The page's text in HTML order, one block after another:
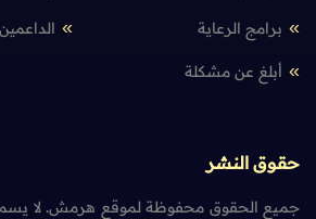
برامج الرعاية الداعمين
أبلغ عن مشكلة
حقوق النشر
جميع الحقوق محفوظة لموقع هرمش. لا